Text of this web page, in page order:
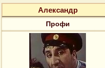
Александр
Профи